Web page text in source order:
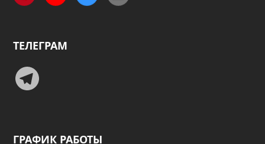
ТЕЛЕГРАМ
Telegram
ГРАФИК РАБОТЫ